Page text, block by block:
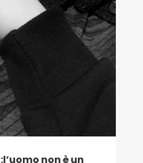
non è un